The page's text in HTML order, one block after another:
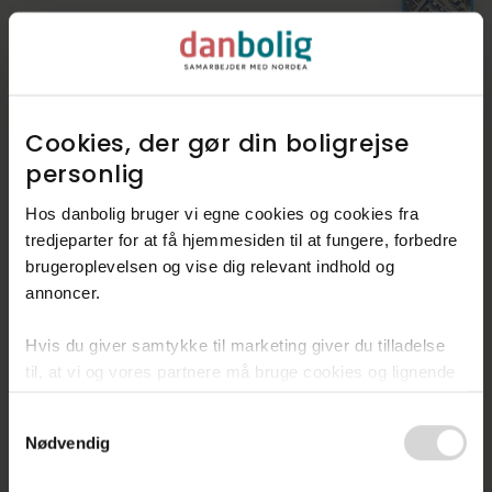
Cookies, der gør din boligrejse
personlig​
Hos danbolig bruger vi egne cookies og cookies fra
tredjeparter for at få hjemmesiden til at fungere, forbedre
brugeroplevelsen og vise dig relevant indhold og
annoncer.​
Hvis du giver samtykke til marketing giver du tilladelse
til, at vi og vores partnere må bruge cookies og lignende
danbolig.dk. Vi kan kombinere disse oplysninger med
andre data og anvende dem til målrettet markedsføring til
Selection
Nødvendig